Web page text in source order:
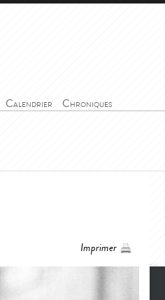
Calendrier Chroniques
Imprimer